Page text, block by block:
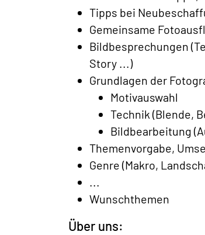
Tipps bei
Gemeinsame
Bildbesprechungen
Story ...)
Grundlagen der
Motivauswahl
Technik (Blende,
Bildbearbeitung
Themenvorgabe,
Genre (Makro,
...
Wunschthemen
Über uns: